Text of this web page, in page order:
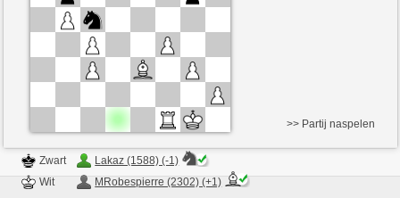
Partij telt mee voor de ranglijst
Zwart
Lakaz (1588) (-1)
Wit
MRobespierre (2302) (+1)
>> Partij naspelen